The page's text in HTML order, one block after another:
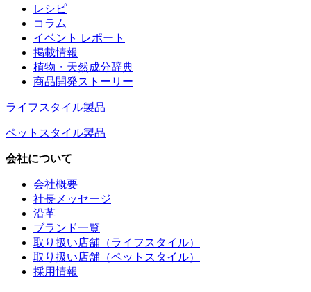
レシピ
コラム
イベント レポート
掲載情報
植物・天然成分辞典
商品開発ストーリー
ライフスタイル製品
ペットスタイル製品
会社について
会社概要
社長メッセージ
沿革
ブランド一覧
取り扱い店舗（ライフスタイル）
取り扱い店舗（ペットスタイル）
採用情報